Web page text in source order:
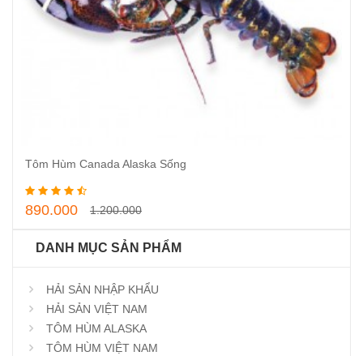
Thêm vào giỏ hàng
Tôm Hùm Canada Alaska Sống
890.000 1.200.000
DANH MỤC SẢN PHẨM
HẢI SẢN NHẬP KHẨU
HẢI SẢN VIỆT NAM
TÔM HÙM ALASKA
TÔM HÙM VIỆT NAM